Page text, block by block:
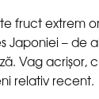
fruct extrem
Japoniei – de
Vag acrișor,